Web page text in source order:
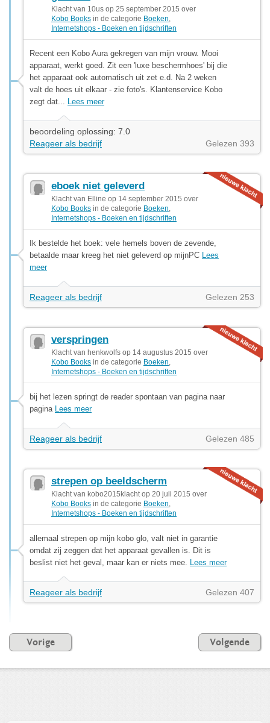
Klacht van 10us op 25 september 2015 over
Kobo Books in de categorie Boeken
Internetshops - Boeken en tijdschriften
Recent een Kobo Aura gekregen van mijn vrouw. Mooi
apparaat, werkt goed. Zit een 'luxe beschermhoes' bij die
het apparaat ook automatisch uit zet e.d. Na 2 weken
valt de hoes uit elkaar - zie foto's. Klantenservice Kobo
zegt dat... Lees meer
beoordeling oplossing: 7.0
Reageer als bedrijf
Gelezen 393
eboek niet geleverd
Klacht van Elline op 14 september 2015 over
Kobo Books in de categorie Boeken
Internetshops - Boeken en tijdschriften
Ik bestelde het boek: vele hemels boven de zevende,
betaalde maar kreeg het niet geleverd op mijnPC Lees
meer
Reageer als bedrijf Gelezen 253
verspringen
Klacht van henkwolfs op 14 augustus 2015 over
Kobo Books in de categorie Boeken
Internetshops - Boeken en tijdschriften
bij het lezen springt de reader spontaan van pagina naar
pagina Lees meer
Reageer als bedrijf Gelezen 485
strepen op beeldscherm
Klacht van kobo2015klacht op 20 juli 2015 over
Kobo Books in de categorie Boeken
Internetshops - Boeken en tijdschriften
allemaal strepen op mijn kobo glo, valt niet in garantie
omdat zij zeggen dat het apparaat gevallen is. Dit is
beslist niet het geval, maar kan er niets mee. Lees meer
Reageer als bedrijf Gelezen 407
Vorige Volgende